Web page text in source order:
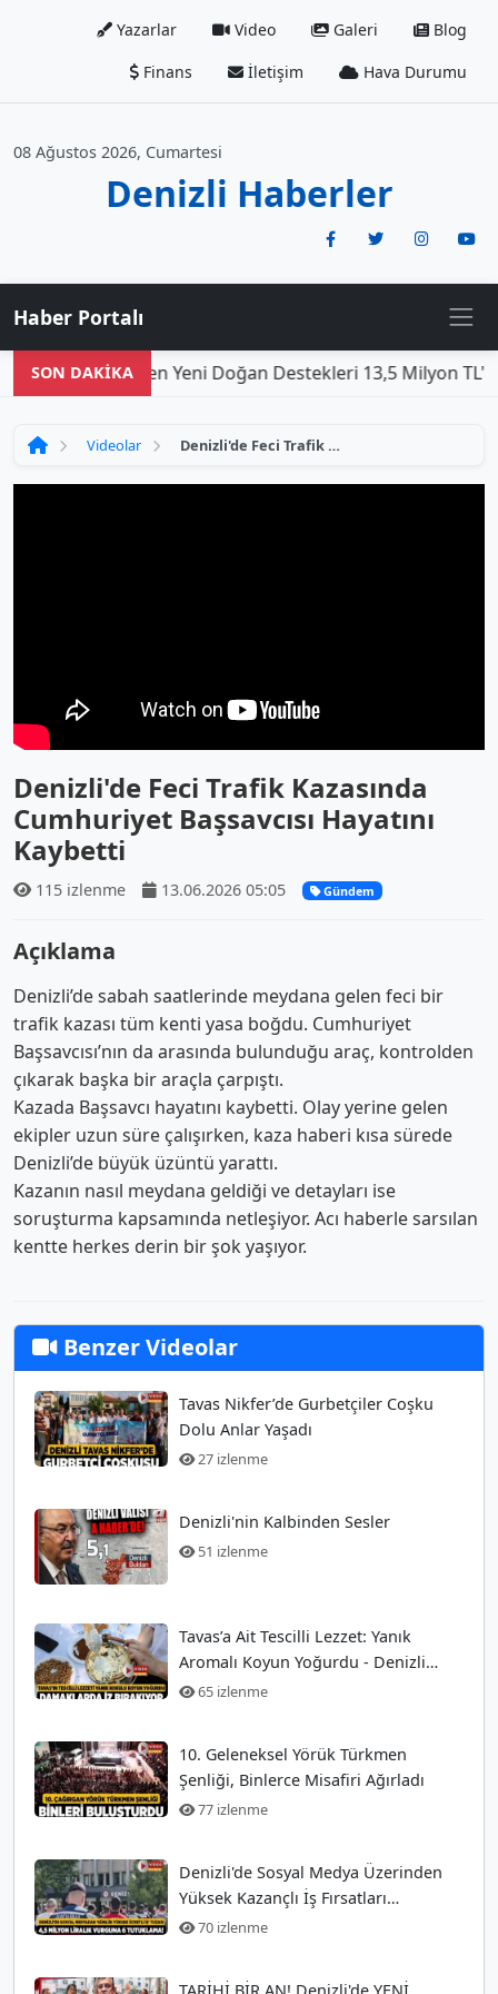
Yazarlar Video Galeri
Blog
Finans
İletişim Hava Durumu
08 Ağustos 2026, Cumartesi
Denizli Haberler
Haber Portalı
SON DAKİKA
Videolar Denizli'de Feci Trafik Kazasında Cumhuriyet Başsavcısı Hayatını Kaybetti
Denizli'de Feci Trafik Kazasında
Cumhuriyet Başsavcısı Hayatını
Kaybetti
115 izlenme 13.06.2026 05:05 Gündem
Açıklama
Denizli’de sabah saatlerinde meydana gelen feci bir
trafik kazası tüm kenti yasa boğdu. Cumhuriyet
Başsavcısı’nın da arasında bulunduğu araç, kontrolden
çıkarak başka bir araçla çarpıştı.
Kazada Başsavcı hayatını kaybetti. Olay yerine gelen
ekipler uzun süre çalışırken, kaza haberi kısa sürede
Denizli’de büyük üzüntü yarattı.
Kazanın nasıl meydana geldiği ve detayları ise
soruşturma kapsamında netleşiyor. Acı haberle sarsılan
kentte herkes derin bir şok yaşıyor.
Benzer Videolar
Tavas Nikfer’de Gurbetçiler Coşku
Dolu Anlar Yaşadı
27 izlenme
Denizli'nin Kalbinden Sesler
51 izlenme
Tavas’a Ait Tescilli Lezzet: Yanık
Aromalı Koyun Yoğurdu - Denizli
Güncel Haberler
65 izlenme
10. Geleneksel Yörük Türkmen
Şenliği, Binlerce Misafiri Ağırladı
77 izlenme
Denizli'de Sosyal Medya Üzerinden
Yüksek Kazançlı İş Fırsatları
Arayanları Tuzağa
70 izlenme
TARİHİ BİR AN! Denizli'de YENİ